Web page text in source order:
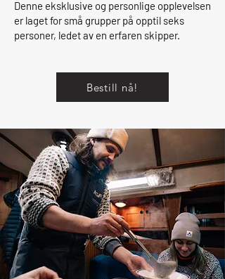
Denne eksklusive og personlige opplevelsen
er laget for små grupper på opptil seks
personer, ledet av en erfaren skipper.
Bestill nå!